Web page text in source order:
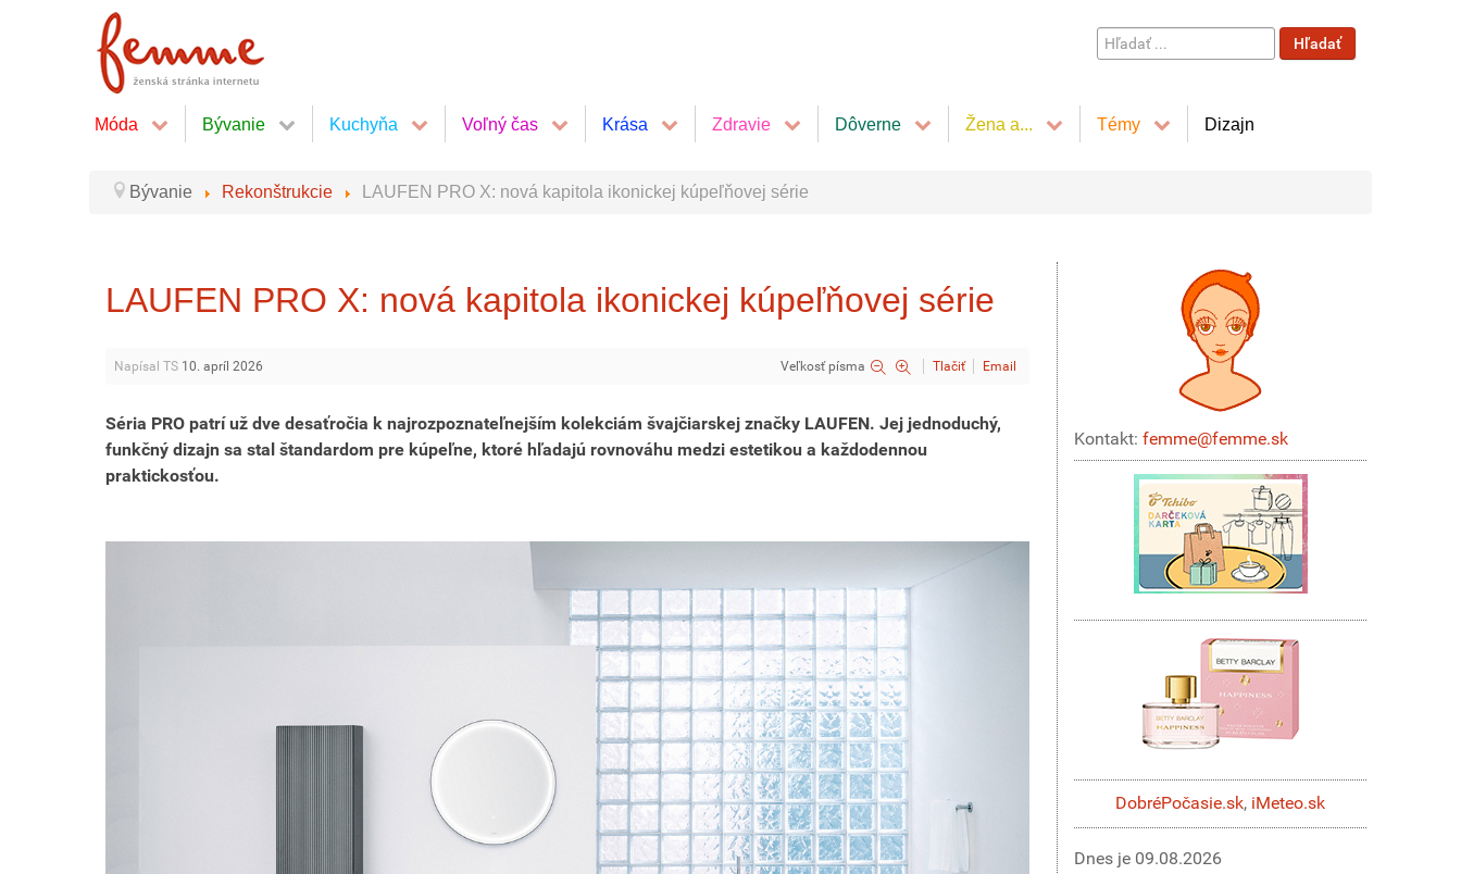
Hľadať
...
Hľadať
Móda Bývanie Kuchyňa Voľný čas Krása Zdravie Dôverne Žena a... Témy Dizajn
Bývanie Rekonštrukcie LAUFEN PRO X: nová kapitola ikonickej kúpeľňovej série
LAUFEN PRO X: nová kapitola ikonickej kúpeľňovej série
Napísal TS 10. apríl 2026 Veľkosť písma Tlačiť Email
Séria PRO patrí už dve desaťročia k najrozpoznateľnejším kolekciám švajčiarskej značky LAUFEN. Jej jednoduchý,
funkčný dizajn sa stal štandardom pre kúpeľne, ktoré hľadajú rovnováhu medzi estetikou a každodennou
praktickosťou.
Kontakt: femme@femme.sk
DobréPočasie.sk, iMeteo.sk
Dnes je 09.08.2026